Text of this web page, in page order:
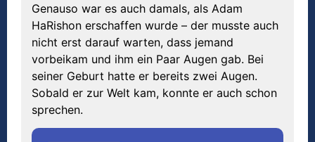
Genauso war es auch damals, als Adam
HaRishon erschaffen wurde – der musste auch
nicht erst darauf warten, dass jemand
vorbeikam und ihm ein Paar Augen gab. Bei
seiner Geburt hatte er bereits zwei Augen.
Sobald er zur Welt kam, konnte er auch schon
sprechen.